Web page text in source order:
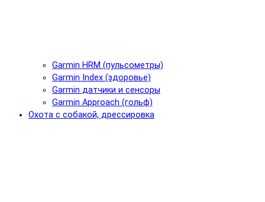
Garmin HRM (пульсометры)
Garmin Index (здоровье)
Garmin датчики и сенсоры
Garmin Approach (гольф)
Охота с собакой, дрессировка